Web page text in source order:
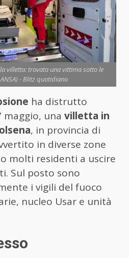
villetta: trovata una vittima sotto le
- Blitz quotidiano
ha distrutto
una villetta in
, in provincia di
in diverse zone
molti residenti a uscire
Sul posto sono
i vigili del fuoco
nucleo Usar e unità